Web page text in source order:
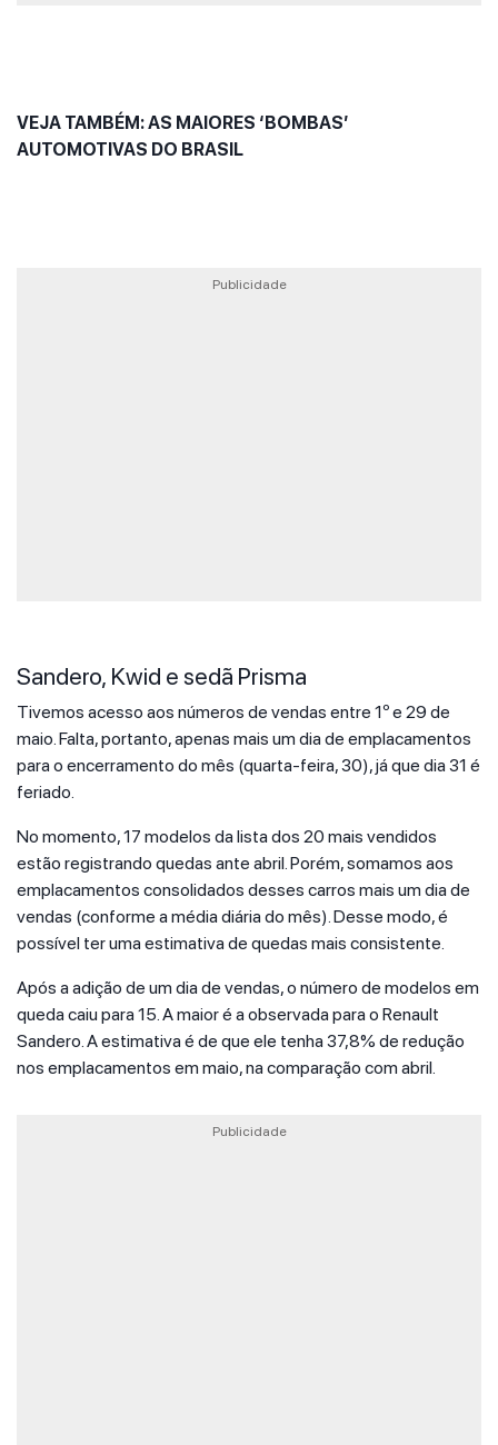
VEJA TAMBÉM: AS MAIORES ‘BOMBAS’
AUTOMOTIVAS DO BRASIL
Publicidade
Sandero, Kwid e sedã Prisma
Tivemos acesso aos números de vendas entre 1º e 29 de
maio. Falta, portanto, apenas mais um dia de emplacamentos
para o encerramento do mês (quarta-feira, 30), já que dia 31 é
feriado.
No momento, 17 modelos da lista dos 20 mais vendidos
estão registrando quedas ante abril. Porém, somamos aos
emplacamentos consolidados desses carros mais um dia de
vendas (conforme a média diária do mês). Desse modo, é
possível ter uma estimativa de quedas mais consistente.
Após a adição de um dia de vendas, o número de modelos em
queda caiu para 15. A maior é a observada para o Renault
Sandero. A estimativa é de que ele tenha 37,8% de redução
nos emplacamentos em maio, na comparação com abril.
Publicidade